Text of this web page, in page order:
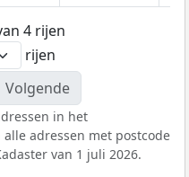
4 rijen
rijen
Volgende
in het
alle adressen met postcode
van 1 juli 2026.